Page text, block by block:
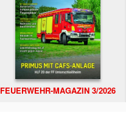
FEUERWEHR-MAGAZIN 3/2026